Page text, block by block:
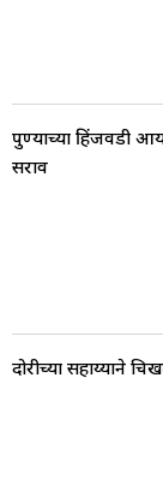
पुण्याच्या हिंजवडी
सराव
दोरीच्या सहाय्याने